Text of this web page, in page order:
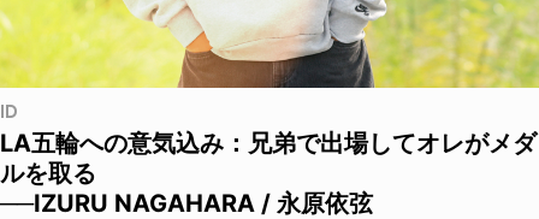
ID
LA五輪への意気込み：兄弟で出場してオレがメダ
ルを取る
──IZURU NAGAHARA / 永原依弦